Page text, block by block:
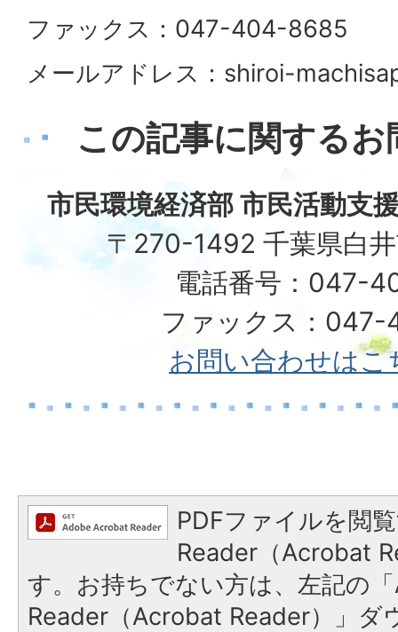
ファックス：047-404-8685
メールアドレス：shiroi-
この記事に関する
市民環境経済部 市民活動支
〒270-1492 千葉県白
電話番号：047-
ファックス：047-
お問い合わせはこ
PDFファイルを閲
Reader（Acrobat
す。お持ちでない方は、左記の
Reader（Acrobat Reader）」ダ